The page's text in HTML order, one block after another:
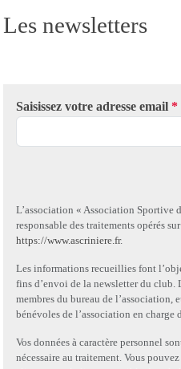
Les newsletters
Saisissez votre adresse email *
L’association « Association Sportive
responsable des traitements opérés
https://www.ascriniere.fr.
Les informations recueillies font
fins d’envoi de la newsletter du club.
membres du bureau de l’association,
bénévoles de l’association en charge
Vos données à caractère personnel
nécessaire au traitement. Vous